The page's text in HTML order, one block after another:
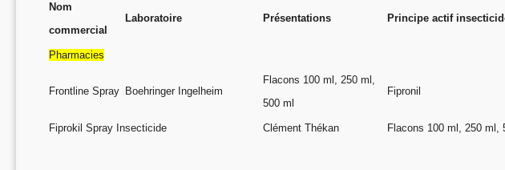
Nom
commercial
Laboratoire Présentations Principe actif
Pharmacies
Frontline Spray Boehringer Ingelheim
Flacons 100 ml, 250 ml,
500 ml
Fipronil
Fiprokil Spray Insecticide Clément Thékan Flacons 100 ml, 250 ml,